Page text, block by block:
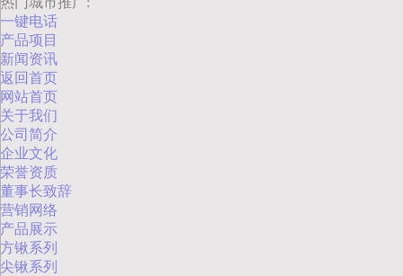
一键电话
产品项目
新闻资讯
返回首页
网站首页
关于我们
公司简介
企业文化
荣誉资质
董事长致辞
营销网络
产品展示
方锹系列
尖锹系列